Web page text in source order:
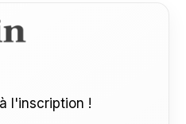
à l'inscription !